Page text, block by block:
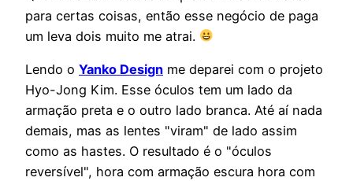
para certas coisas, então esse negócio de paga
um leva dois muito me atrai.
Lendo o Yanko Design me deparei com o projeto
Hyo-Jong Kim. Esse óculos tem um lado da
armação preta e o outro lado branca. Até aí nada
demais, mas as lentes "viram" de lado assim
como as hastes. O resultado é o "óculos
reversível", hora com armação escura hora com